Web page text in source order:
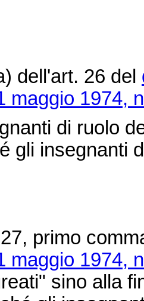
26 del
maggio 1974,
di ruolo
gli insegnanti
primo
maggio 1974,
sino alla